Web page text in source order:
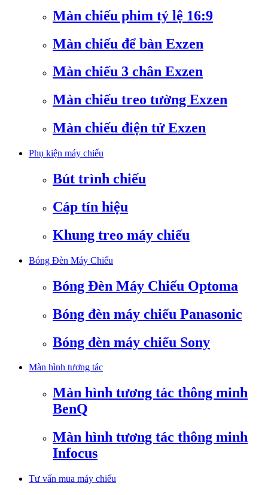
Màn chiếu phim tỷ lệ 16:9
Màn chiếu để bàn Exzen
Màn chiếu 3 chân Exzen
Màn chiếu treo tường Exzen
Màn chiếu điện tử Exzen
Phụ kiện máy chiếu
Bút trình chiếu
Cáp tín hiệu
Khung treo máy chiếu
Bóng Đèn Máy Chiếu
Bóng Đèn Máy Chiếu Optoma
Bóng đèn máy chiếu Panasonic
Bóng đèn máy chiếu Sony
Màn hình tương tác
Màn hình tương tác thông minh
BenQ
Màn hình tương tác thông minh
Infocus
Tư vấn mua máy chiếu